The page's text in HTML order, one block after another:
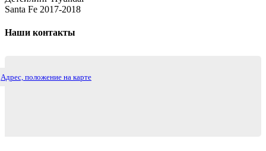
Наши контакты
Адрес, положение на карте